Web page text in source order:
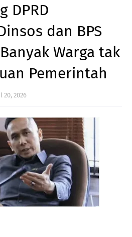
DPRD
dan BPS
Warga tak
Pemerintah
20, 2026